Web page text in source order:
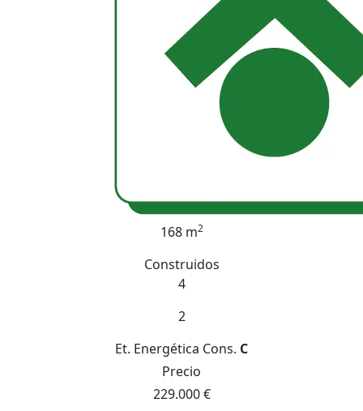
168 m2
Construidos
4
2
Et. Energética Cons. C
Precio
229.000 €